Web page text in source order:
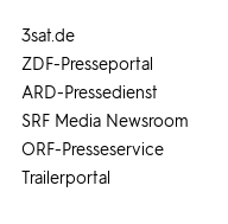
3sat.de
ZDF-Presseportal
ARD-Pressedienst
SRF Media Newsroom
ORF-Presseservice
Trailerportal